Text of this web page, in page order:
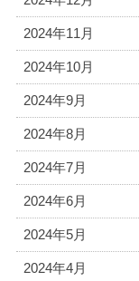
2024年11月
2024年10月
2024年9月
2024年8月
2024年7月
2024年6月
2024年5月
2024年4月